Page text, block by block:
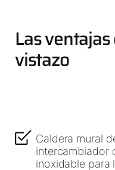
Las ventajas
vistazo
Caldera mural
intercambiador
inoxidable para